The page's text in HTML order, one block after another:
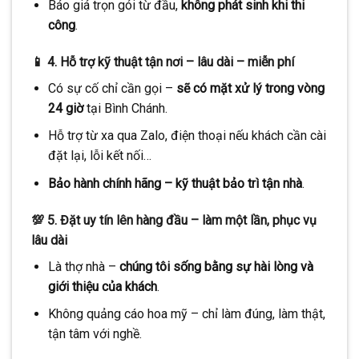
Báo giá trọn gói từ đầu, không phát sinh khi thi
công.
📱 4. Hỗ trợ kỹ thuật tận nơi – lâu dài – miễn phí
Có sự cố chỉ cần gọi – sẽ có mặt xử lý trong vòng
24 giờtại Bình Chánh.
Hỗ trợ từ xa qua Zalo, điện thoại nếu khách cần cài
đặt lại, lỗi kết nối…
Bảo hành chính hãng – kỹ thuật bảo trì tận nhà.
💯 5. Đặt uy tín lên hàng đầu – làm một lần, phục vụ
lâu dài
Là thợ nhà – chúng tôi sống bằng sự hài lòng và
giới thiệu của khách.
Không quảng cáo hoa mỹ – chỉ làm đúng, làm thật,
tận tâm với nghề.